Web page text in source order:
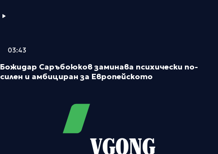
03:43
Божидар Саръбоюков заминава психически по-
силен и амбициран за Европейското
VGONG